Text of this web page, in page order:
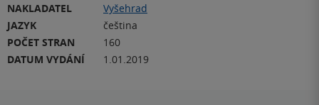
NAKLADATEL
Vyšehrad
JAZYK
čeština
POČET STRAN
160
DATUM VYDÁNÍ
1.01.2019